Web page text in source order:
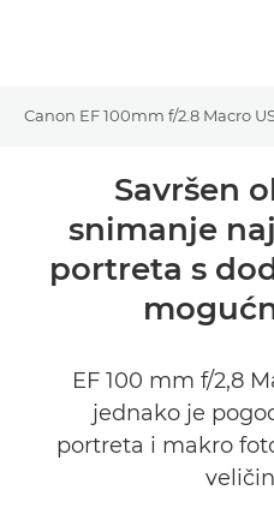
Canon EF 100mm f/2.8 Macro
Tehnički podaci
Savršen
snimanje
portreta s
EF 100 mm f/2,8
jednako je
portreta i makro